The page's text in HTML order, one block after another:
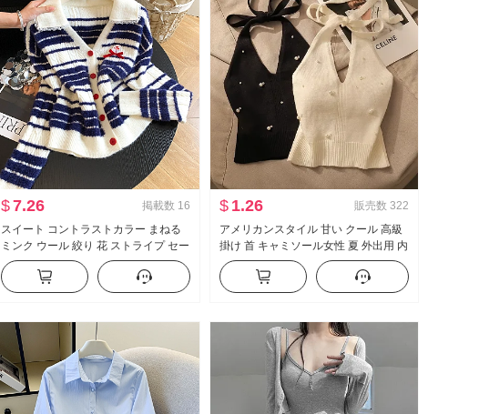
$7.26 掲載数 16
スイート コントラストカラー まねる
ミンク ウール 絞り 花 ストライプ セー
ター スリム効果 Vネック オープンカ
ラー レース ニット カーディガン
$ 1.26 販売数 322
アメリカンスタイル 甘い クール 高級
掛け 首 キャミソール女性 夏 外出用 内
かける インナーシャツ セクシースタ
イル ニット ベアトップ トップス